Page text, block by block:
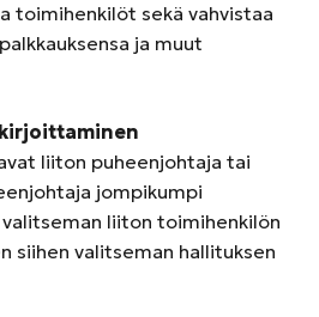
toimihenkilöt sekä vahvistaa
ja muut
liiton puheenjohtaja tai
jompikumpi
liiton toimihenkilön
siihen valitseman hallituksen